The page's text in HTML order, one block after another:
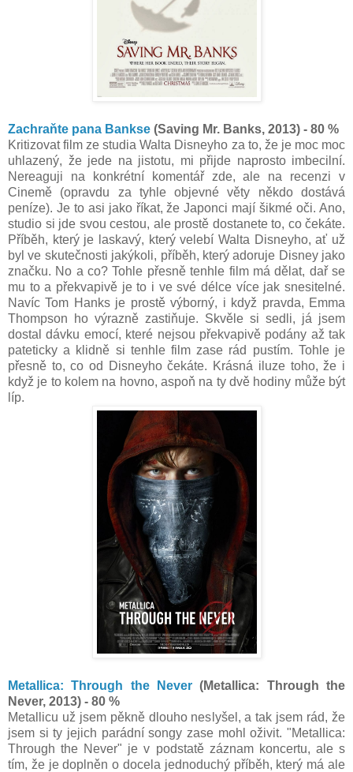
Zachraňte pana Bankse (Saving Mr. Banks, 2013) - 80 %
Kritizovat film ze studia Walta Disneyho za to, že je moc moc
uhlazený, že jede na jistotu, mi přijde naprosto imbecilní.
Nereaguji na konkrétní komentář zde, ale na recenzi v
Cinemě (opravdu za tyhle objevné věty někdo dostává
peníze). Je to asi jako říkat, že Japonci mají šikmé oči. Ano,
studio si jde svou cestou, ale prostě dostanete to, co čekáte.
Příběh, který je laskavý, který velebí Walta Disneyho, ať už
byl ve skutečnosti jakýkoli, příběh, který adoruje Disney jako
značku. No a co? Tohle přesně tenhle film má dělat, dař se
mu to a překvapivě je to i ve své délce více jak snesitelné.
Navíc Tom Hanks je prostě výborný, i když pravda, Emma
Thompson ho výrazně zastiňuje. Skvěle si sedli, já jsem
dostal dávku emocí, které nejsou překvapivě podány až tak
pateticky a klidně si tenhle film zase rád pustím. Tohle je
přesně to, co od Disneyho čekáte. Krásná iluze toho, že i
když je to kolem na hovno, aspoň na ty dvě hodiny může být
líp.
Metallica: Through the Never (Metallica: Through the
Never, 2013) - 80 %
Metallicu už jsem pěkně dlouho neslyšel, a tak jsem rád, že
jsem si ty jejich parádní songy zase mohl oživit. "Metallica:
Through the Never" je v podstatě záznam koncertu, ale s
tím, že je doplněn o docela jednoduchý příběh, který má ale